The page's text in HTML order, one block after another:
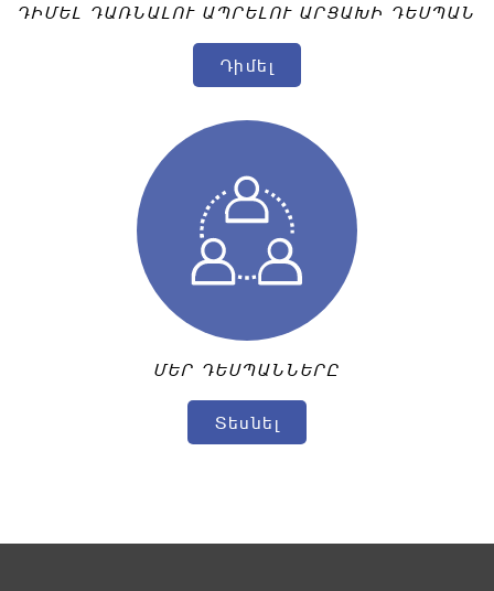
ԴԻՄԵԼ ԴԱՌՆԱԼՈՒ ԱՊՐԵԼՈՒ ԱՐՑԱԽԻ ԴԵՍՊԱՆ
Դիմել
ՄԵՐ ԴԵՍՊԱՆՆԵՐԸ
Տեսնել